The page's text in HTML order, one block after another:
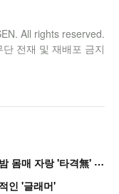
All rights reserved.
단 전재 및 재배포 금지
비
비, 성행위 연상 안무로 논란인데..워터밤 몸매 자랑 '타격無' 근황
인 '글래머'